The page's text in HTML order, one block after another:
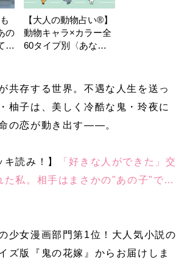
の
い
【大人の動物占い®】
動物キャラ×カラー全
60タイプ別〈あなた
共存する世界。不遇な人生を送っ
柚子は、美しく冷酷な鬼・玲夜に
の恋が動き出す――。
キ読み！】
「好きな人ができた」交
た私。相手はまさかの"あの子"で…
少女漫画部門第1位！大人気小説の
ズ版『鬼の花嫁』からお届けしま